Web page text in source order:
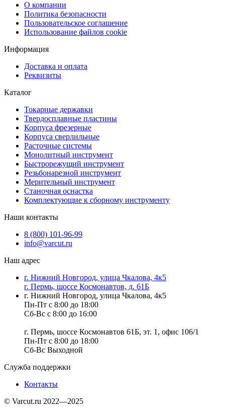
О компании
Политика безопасности
Пользовательское соглашение
Использование файлов cookie
Информация
Доставка и оплата
Реквизиты
Каталог
Токарные державки
Твердосплавные пластины
Корпуса фрезерные
Корпуса сверлильные
Расточные системы
Монолитный инструмент
Быстрорежущий инструмент
Резьбонарезной инструмент
Мерительный инструмент
Станочная оснастка
Комплектующие к сборному инструменту
Наши контакты
8 (800) 101-96-99
info@varcut.ru
Наш адрес
г. Нижний Новгород, улица Чкалова, 4к5
г. Пермь, шоссе Космонавтов, д. 61Б
г. Нижний Новгород, улица Чкалова, 4к5
Пн-Пт с 8:00 до 18:00
Сб-Вс с 8:00 до 16:00
г. Пермь, шоссе Космонавтов 61Б, эт. 1, офис 106/1
Пн-Пт с 8:00 до 18:00
Сб-Вс Выходной
Служба поддержки
Контакты
© Varcut.ru 2022—2025